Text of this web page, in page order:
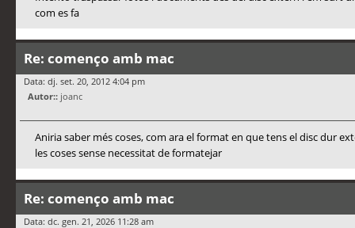
com es fa
Re: començo amb mac
Data: dj. set. 20, 2012 4:04 pm
Autor:: joanc
Aniria saber més coses, com ara el format en que tens el disc dur
les coses sense necessitat de formatejar
Re: començo amb mac
Data: dc. gen. 21, 2026 11:28 am